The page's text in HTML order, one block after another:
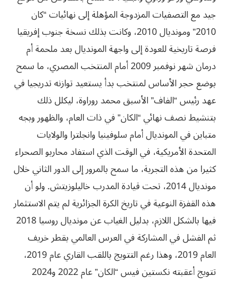
جيد مع التصفيات المزدوجة المؤهلة إلى نهائيات “كان
2010” ومونديال 2010، وكانت بذلك نسخة جنوب إفريقيا
فرصة تاريخية للعودة إلى واجهة المونديال بعد ملحمة أم
درمان شهر نوفمبر 2009 أمام المنتخب المصري، ما سمح
بوضع حجر الأساس لمنتخب بدأ يستعيد توازنه تدريجيا في
عهد رئيس “الفاف” الأسبق محمد روراوة، ليكلل ذلك
بتنشيط نصف نهائي “الكان” في ذات العام، والظهور وبجه
متباين في المونديال أمام سلوفينيا وانجلترا والولايات
المتحدة الأمريكية، في الوقت الذي استفاد محاربو الصحراء
كثيرا من هذه التجربة، ما سمح بالمرور إلى الدور الثاني خلال
مونديال 2014، تحت قيادة المدرب خاليلوزيتش. ولو أن
هذه القفزة النوعية في تاريخ الكرة الجزائرية لم يتم الاستثمار
فيها بالشكل اللازم، بدليل الغياب عن مونديال روسيا 2018
ثم الفشل في المشاركة في العرس العالمي بقطر خريف
العام 2019، وهذا رغم التتويج باللقب القاري عام 2019،
تتويج أعقبته نكستين فيس “الكان” عام 2022 و2024